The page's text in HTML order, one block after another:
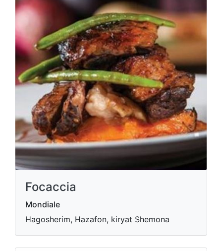
Focaccia
Mondiale
Hagosherim, Hazafon, kiryat Shemona